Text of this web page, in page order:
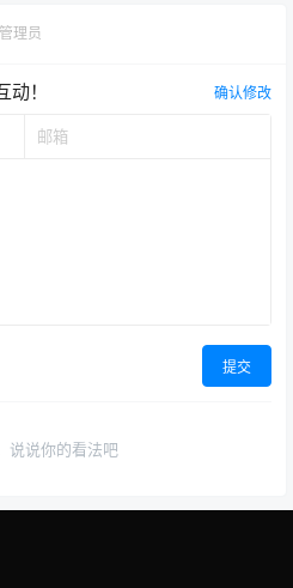
管理员
！ 确认修改
提交
说说你的看法吧